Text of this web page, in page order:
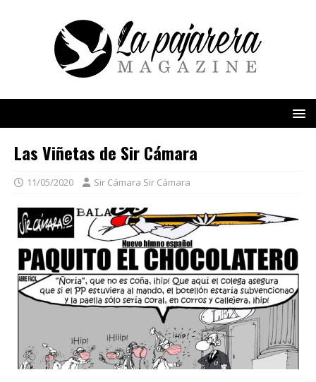
Las Viñetas de Sir Cámara
11/05/2020 Sir Cámara Sir Cámara